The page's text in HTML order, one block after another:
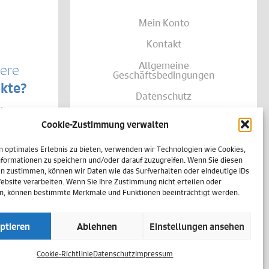
Cookie-Zustimmung verwalten
optimales Erlebnis zu bieten, verwenden wir Technologien wie Cookies,
zu speichern und/oder darauf zuzugreifen. Wenn Sie diesen
zustimmen, können wir Daten wie das Surfverhalten oder eindeutige IDs
verarbeiten. Wenn Sie Ihre Zustimmung nicht erteilen oder
können bestimmte Merkmale und Funktionen beeinträchtigt werden.
Ablehnen Einstellungen ansehen
Cookie-RichtlinieDatenschutzImpressum
von
Ihrer
Mein Konto
Kontakt
Allgemeine
Geschäftsbedingungen
Datenschutz
Widerruf
Versand & Lieferung
Impressum
Vertrag widerrufen